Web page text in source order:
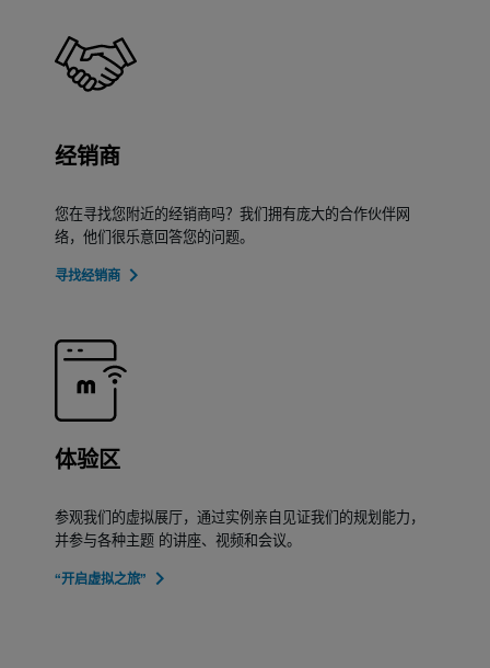
经销商
您在寻找您附近的经销商吗？我们拥有庞大的合作伙伴网
络，他们很乐意回答您的问题。
寻找经销商
体验区
参观我们的虚拟展厅，通过实例亲自见证我们的规划能力，
并参与各种主题 的讲座、视频和会议。
“开启虚拟之旅”